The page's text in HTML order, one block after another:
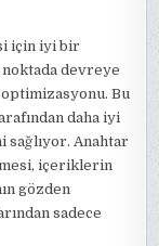
için iyi bir
devreye
Bu
daha iyi
sağlıyor. Anahtar
içeriklerin
gözden
sadece